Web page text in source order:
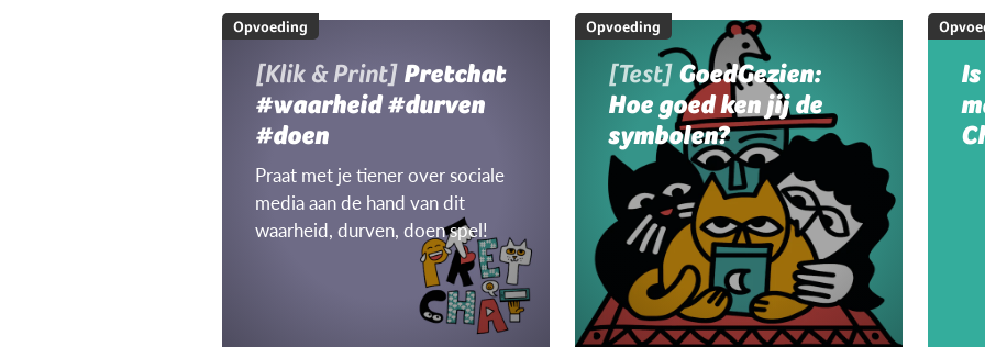
Opvoeding
[Klik & Print] Pretchat
#waarheid #durven
#doen
Praat met je tiener over sociale
media aan de hand van dit
waarheid, durven, doen spel!
Opvoeding
[Test] GoedGezien:
Hoe goed ken jij de
symbolen?